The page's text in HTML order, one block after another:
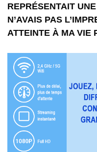
REPRÉSENTAIT
N’AVAIS PAS
ATTEINTE À MA VIE